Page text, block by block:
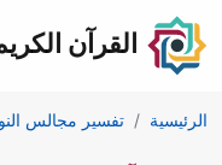
القرآن
الرئيسية تفسير مجالس